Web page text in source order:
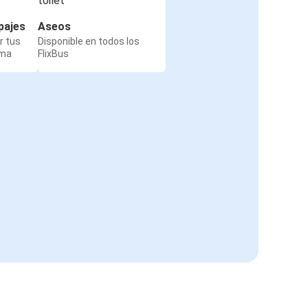
tus
Aseos
Disponible en todos los
FlixBus